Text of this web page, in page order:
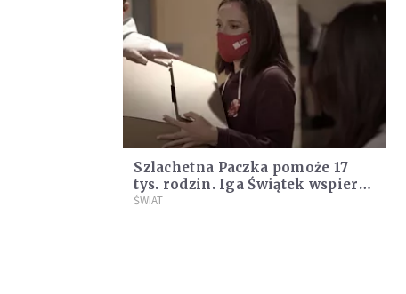
Szlachetna Paczka pomoże 17
tys. rodzin. Iga Świątek wspiera
małżeństwo z chorą córką
ŚWIAT